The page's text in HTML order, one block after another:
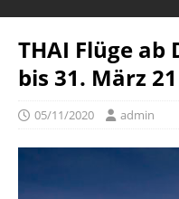
THAI Flüge
bis 31. März
05/11/2020 admin